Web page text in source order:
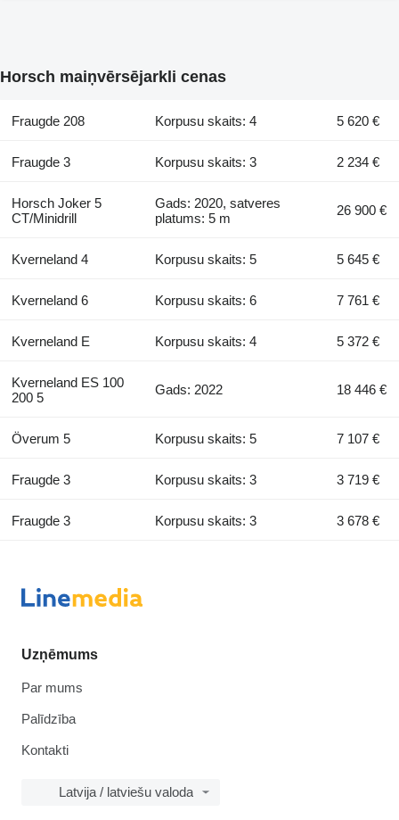
Horsch maiņvērsējarkli cenas
Fraugde 208 Korpusu skaits: 4 5 620 €
Fraugde 3 Korpusu skaits: 3 2 234 €
Horsch Joker 5
CT/Minidrill
Gads: 2020, satveres
platums: 5 m
26 900 €
Kverneland 4 Korpusu skaits: 5 5 645 €
Kverneland 6 Korpusu skaits: 6 7 761 €
Kverneland E Korpusu skaits: 4 5 372 €
Kverneland ES 100
200 5
Gads: 2022 18 446 €
Överum 5 Korpusu skaits: 5 7 107 €
Fraugde 3 Korpusu skaits: 3 3 719 €
Fraugde 3 Korpusu skaits: 3 3 678 €
Uzņēmums
Par mums
Palīdzība
Kontakti
Latvija / latviešu valoda